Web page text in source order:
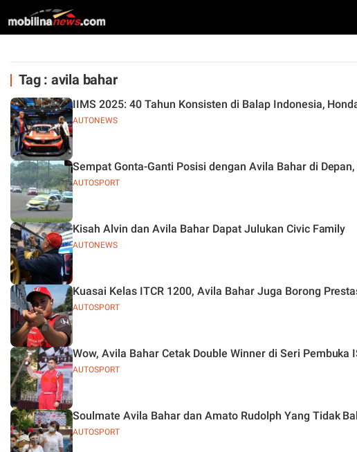
Tag : avila bahar
AUTONEWS
IIMS 2025: 40 Tahun Konsisten di Balap Indonesia,
AUTOSPORT
Sempat Gonta-Ganti Posisi dengan Avila Bahar di
AUTONEWS
Kisah Alvin dan Avila Bahar Dapat Julukan Civic Family
AUTOSPORT
Kuasai Kelas ITCR 1200, Avila Bahar Juga Borong
AUTOSPORT
Wow, Avila Bahar Cetak Double Winner di Seri Pembuka
AUTOSPORT
Soulmate Avila Bahar dan Amato Rudolph Yang Tidak